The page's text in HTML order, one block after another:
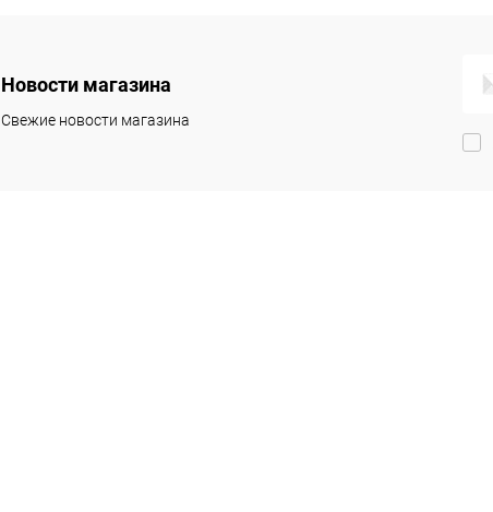
Новости магазина
Свежие новости магазина